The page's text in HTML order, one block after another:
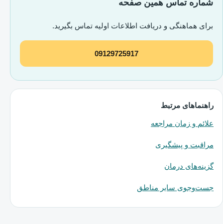
شماره تماس همین صفحه
برای هماهنگی و دریافت اطلاعات اولیه تماس بگیرید.
09129725917
راهنماهای مرتبط
علائم و زمان مراجعه
مراقبت و پیشگیری
گزینه‌های درمان
جست‌وجوی سایر مناطق